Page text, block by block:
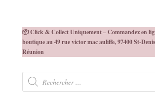
📦 Click & Collect Uniquement – Commandez en
boutique au 49 rue victor mac auliffe, 97400 St-
Réunion
Recherche
produits